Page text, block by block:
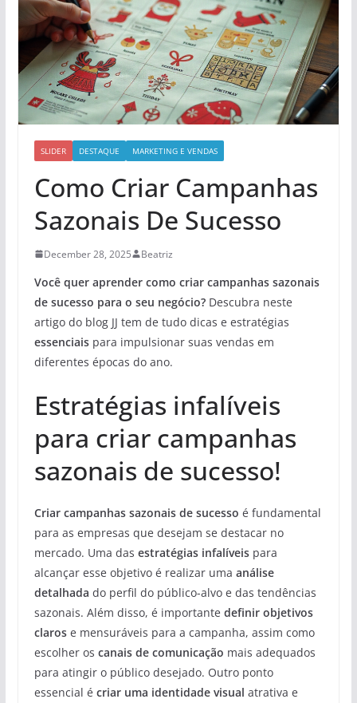
SLIDER DESTAQUE MARKETING E VENDAS
Como Criar Campanhas
Sazonais De Sucesso
December 28, 2025 Beatriz
Você quer aprender como criar campanhas sazonais
de sucesso para o seu negócio?Descubra neste
artigo do blog JJ tem de tudo dicas e estratégias
essenciaispara impulsionar suas vendas em
diferentes épocas do ano.
Estratégias infalíveis
para criar campanhas
sazonais de sucesso!
Criar campanhas sazonais de sucesso é fundamental
para as empresas que desejam se destacar no
mercado. Uma das estratégias infalíveispara
alcançar esse objetivo é realizar uma análise
detalhada do perfil do público-alvo e das tendências
sazonais. Além disso, é importante definir objetivos
clarose mensuráveis para a campanha, assim como
escolher os canais de comunicação mais adequados
para atingir o público desejado. Outro ponto
essencial é criar uma identidade visual atrativa e